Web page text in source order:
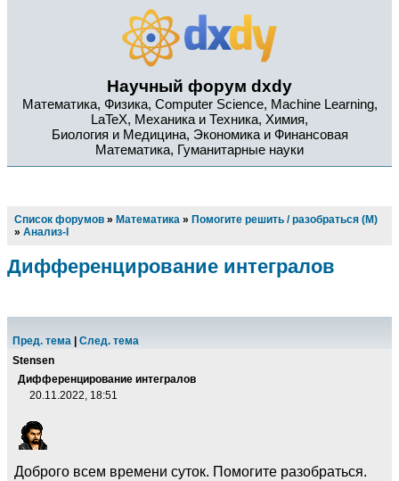
Научный форум dxdy
Математика, Физика, Computer Science, Machine Learning,
LaTeX, Механика и Техника, Химия,
Биология и Медицина, Экономика и Финансовая
Математика, Гуманитарные науки
Список форумов » Математика » Помогите решить / разобраться (М)
» Анализ-I
Дифференцирование интегралов
Пред. тема
След. тема
Stensen
Дифференцирование интегралов
20.11.2022, 18:51
Доброго всем времени суток. Помогите разобраться.